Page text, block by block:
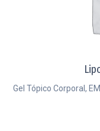
Gel Tópico Corporal,